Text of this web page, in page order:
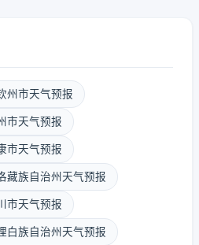
州市天气预报
市天气预报
市天气预报
藏族自治州天气预报
市天气预报
白族自治州天气预报